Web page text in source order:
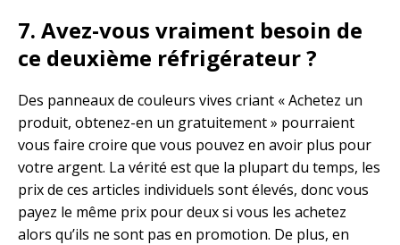
7. Avez-vous vraiment besoin de
ce deuxième réfrigérateur ?
Des panneaux de couleurs vives criant « Achetez un
produit, obtenez-en un gratuitement » pourraient
vous faire croire que vous pouvez en avoir plus pour
votre argent. La vérité est que la plupart du temps, les
prix de ces articles individuels sont élevés, donc vous
payez le même prix pour deux si vous les achetez
alors qu’ils ne sont pas en promotion. De plus, en